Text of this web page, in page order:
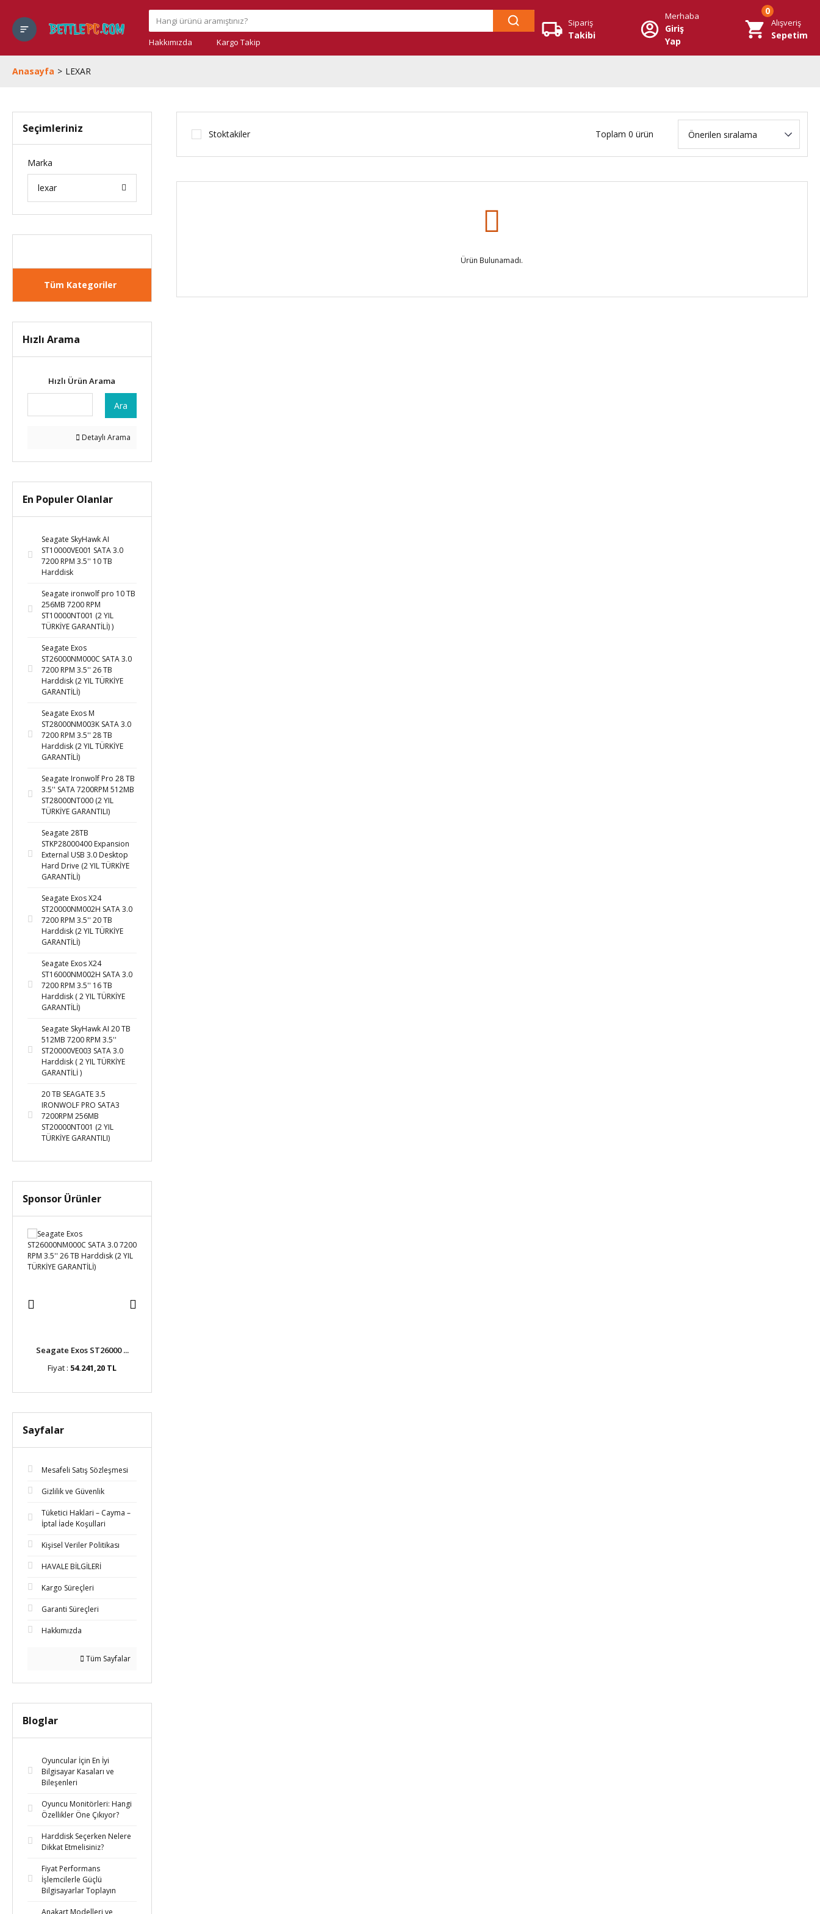
Hakkımızda Kargo Takip
Sipariş
Takibi
Merhaba
Giriş
Yap
Alışveriş
Sepetim
0
Anasayfa LEXAR
Seçimleriniz
Marka
lexar
Tüm Kategoriler
Hızlı Arama
Hızlı Ürün Arama
Ara
Detaylı Arama
En Populer Olanlar
Seagate SkyHawk AI
ST10000VE001 SATA 3.0
7200 RPM 3.5'' 10 TB
Harddisk
Seagate ironwolf pro 10 TB
256MB 7200 RPM
ST10000NT001 (2 YIL
TÜRKİYE GARANTİLİ) )
Seagate Exos
ST26000NM000C SATA 3.0
7200 RPM 3.5'' 26 TB
Harddisk (2 YIL TÜRKİYE
GARANTİLİ)
Seagate Exos M
ST28000NM003K SATA 3.0
7200 RPM 3.5'' 28 TB
Harddisk (2 YIL TÜRKİYE
GARANTİLİ)
Seagate Ironwolf Pro 28 TB
3.5'' SATA 7200RPM 512MB
ST28000NT000 (2 YIL
TÜRKİYE GARANTILI)
Seagate 28TB
STKP28000400 Expansion
External USB 3.0 Desktop
Hard Drive (2 YIL TÜRKİYE
GARANTİLİ)
Seagate Exos X24
ST20000NM002H SATA 3.0
7200 RPM 3.5'' 20 TB
Harddisk (2 YIL TÜRKİYE
GARANTİLİ)
Seagate Exos X24
ST16000NM002H SATA 3.0
7200 RPM 3.5'' 16 TB
Harddisk ( 2 YIL TÜRKİYE
GARANTİLİ)
Seagate SkyHawk AI 20 TB
512MB 7200 RPM 3.5''
ST20000VE003 SATA 3.0
Harddisk ( 2 YIL TÜRKİYE
GARANTİLİ )
20 TB SEAGATE 3.5
IRONWOLF PRO SATA3
7200RPM 256MB
ST20000NT001 (2 YIL
TÜRKİYE GARANTILI)
Sponsor Ürünler
Seagate Exos ST26000 ...
Fiyat : 54.241,20 TL
Sayfalar
Mesafeli Satış Sözleşmesi
Gizlilik ve Güvenlik
Tüketici Haklari – Cayma –
İptal İade Koşullari
Kişisel Veriler Politikası
HAVALE BİLGİLERİ
Kargo Süreçleri
Garanti Süreçleri
Hakkımızda
Tüm Sayfalar
Bloglar
Oyuncular İçin En İyi
Bilgisayar Kasaları ve
Bileşenleri
Oyuncu Monitörleri: Hangi
Özellikler Öne Çıkıyor?
Harddisk Seçerken Nelere
Dikkat Etmelisiniz?
Fiyat Performans
İşlemcilerle Güçlü
Bilgisayarlar Toplayın
Anakart Modelleri ve
Stoktakiler Toplam 0 ürün
Ürün Bulunamadı.